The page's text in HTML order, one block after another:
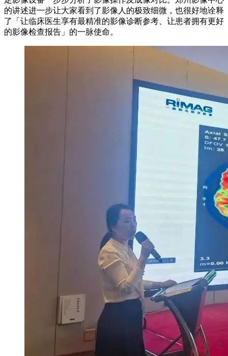
的讲述进一步让大家看到了影像人的极致细微，也很好地诠释
了「让临床医生享有最精准的影像诊断参考、让患者拥有更好
的影像检查报告」的一脉使命。